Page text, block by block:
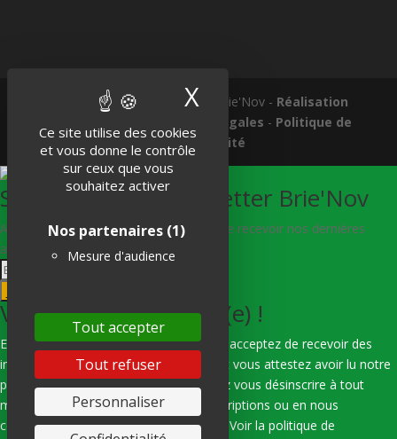
Ce site utilise des cookies
et vous donne le contrôle
sur ceux que vous
souhaitez activer
Nos partenaires (1)
Mesure d'audience
Tout accepter
Tout refuser
Personnaliser
X Masquer le
Tous droits réservés © 2018 Brie'Nov - Réalisation
Mentions légales - Politique de
confidentialité
S'abonner à la Newsletter Brie'Nov
Abonnez-vous à notre newsletter afin de recevoir nos dernières
actualités.
Vous êtes bien inscrit(e) !
En indiquant votre adresse e-mail, vous acceptez de recevoir des
informations de notre part via e-mail, et vous attestez avoir lu notre
politique de confidentialité. Vous pouvez vous désinscrire à tout
moment en utilisant les liens de désinscriptions ou en nous
contactant par e-mail : hello@subotai.fr Voir la politique de